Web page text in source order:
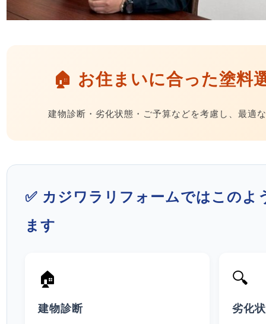
🏠 お住まいに合った塗料
建物診断・劣化状態・ご予算などを考慮し、最適
✅ カジワラリフォームではこのよ
ます
🏠
建物診断
🔍
劣化